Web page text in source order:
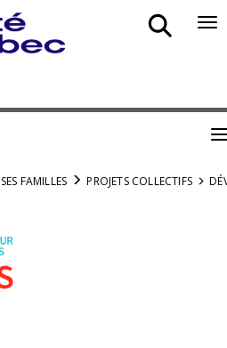
FAMILLES PROJETS COLLECTIFS